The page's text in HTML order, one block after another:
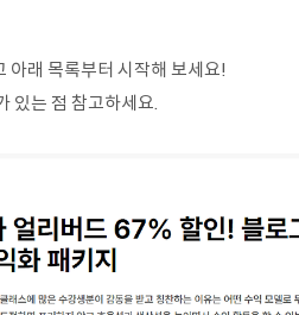
아래 목록부터 시작해 보세요!
있는 점 참고하세요.